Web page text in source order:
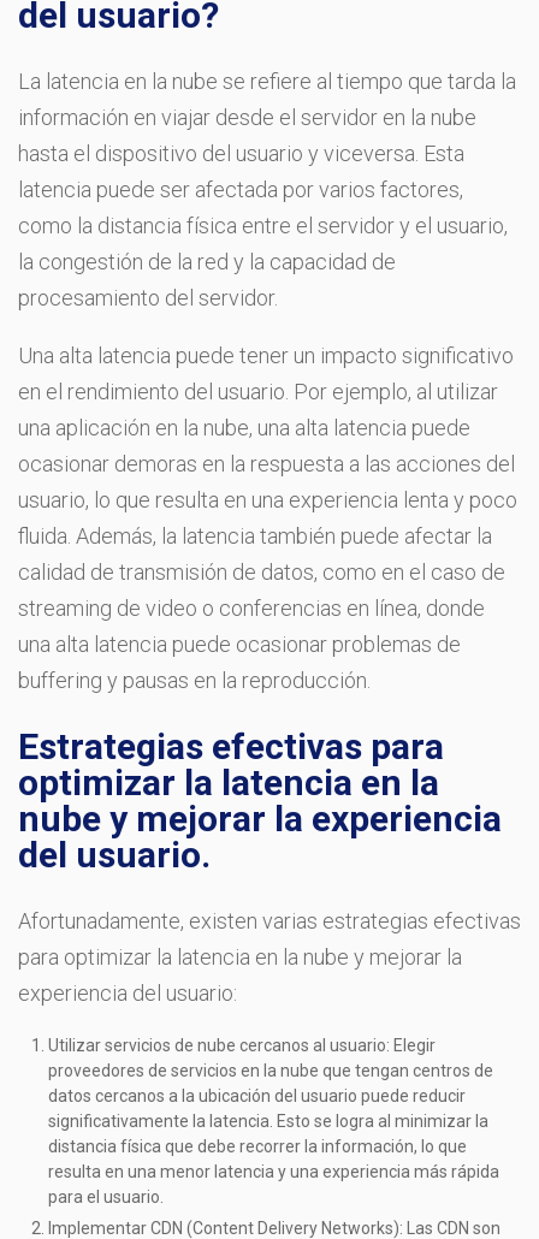
del usuario?
La latencia en la nube se refiere al tiempo que tarda la
información en viajar desde el servidor en la nube
hasta el dispositivo del usuario y viceversa. Esta
latencia puede ser afectada por varios factores,
como la distancia física entre el servidor y el usuario,
la congestión de la red y la capacidad de
procesamiento del servidor.
Una alta latencia puede tener un impacto significativo
en el rendimiento del usuario. Por ejemplo, al utilizar
una aplicación en la nube, una alta latencia puede
ocasionar demoras en la respuesta a las acciones del
usuario, lo que resulta en una experiencia lenta y poco
fluida. Además, la latencia también puede afectar la
calidad de transmisión de datos, como en el caso de
streaming de video o conferencias en línea, donde
una alta latencia puede ocasionar problemas de
buffering y pausas en la reproducción.
Estrategias efectivas para
optimizar la latencia en la
nube y mejorar la experiencia
del usuario.
Afortunadamente, existen varias estrategias efectivas
para optimizar la latencia en la nube y mejorar la
experiencia del usuario:
Utilizar servicios de nube cercanos al usuario: Elegir
proveedores de servicios en la nube que tengan centros de
datos cercanos a la ubicación del usuario puede reducir
significativamente la latencia. Esto se logra al minimizar la
distancia física que debe recorrer la información, lo que
resulta en una menor latencia y una experiencia más rápida
para el usuario.
Implementar CDN (Content Delivery Networks): Las CDN son